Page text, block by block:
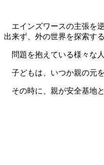
エインズワースの主張を
出来ず、外の世界を探索す
問題を抱えている様々な
子どもは、いつか親の元を
その時に、親が安全基地